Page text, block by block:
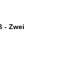
- Zwei